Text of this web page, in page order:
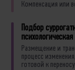
Компенсация или
Подбор
Размещение и
процесс
готовой к